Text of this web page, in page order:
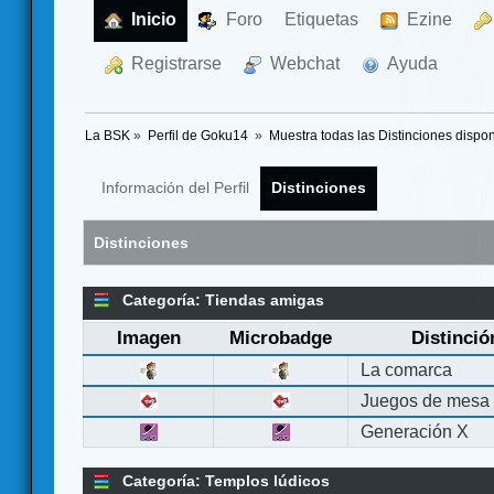
Inicio Foro Etiquetas Ezine
Registrarse Webchat Ayuda
La BSK » Perfil de Goku14 » Muestra todas las Distinciones
Información del Perfil Distinciones
Distinciones
Categoría: Tiendas amigas
Imagen Microbadge
La comarca
Juegos de mesa
Generación X
Categoría: Templos lúdicos